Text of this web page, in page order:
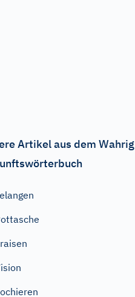
Artikel aus dem Wahrig